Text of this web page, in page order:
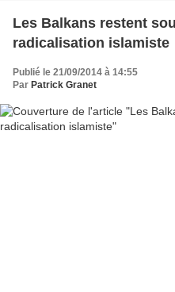
Les Balkans restent
radicalisation islamiste
Publié le 21/09/2014 à 14:55
Par Patrick Granet